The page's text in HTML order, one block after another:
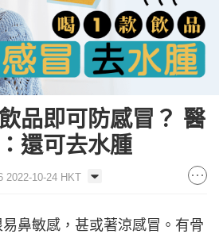
品即可防感冒？ 醫
還可去水腫
2022-10-24 HKT
鼻敏感，甚或著涼感冒。有骨